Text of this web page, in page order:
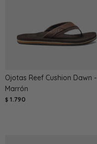
Ojotas Reef Cushion Dawn -
Marrón
$ 1.790